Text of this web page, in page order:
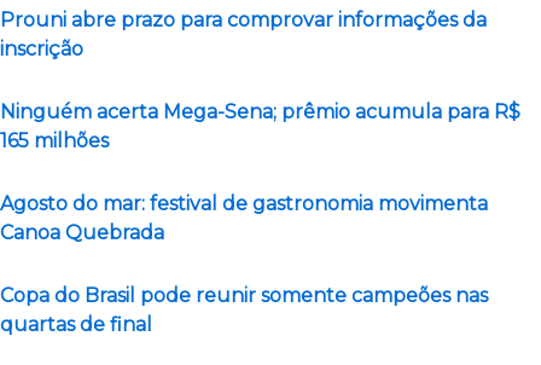
Prouni abre prazo para comprovar informações da
inscrição
Ninguém acerta Mega-Sena; prêmio acumula para R$
165 milhões
Agosto do mar: festival de gastronomia movimenta
Canoa Quebrada
Copa do Brasil pode reunir somente campeões nas
quartas de final